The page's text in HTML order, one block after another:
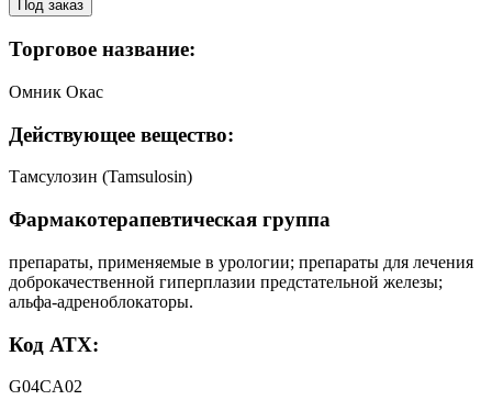
Под заказ
Торговое название:
Омник Окас
Действующее вещество:
Тамсулозин (Tamsulosin)
Фармакотерапевтическая группа
препараты, применяемые в урологии; препараты для лечения
доброкачественной гиперплазии предстательной железы;
альфа-адреноблокаторы.
Код АТХ:
G04CA02